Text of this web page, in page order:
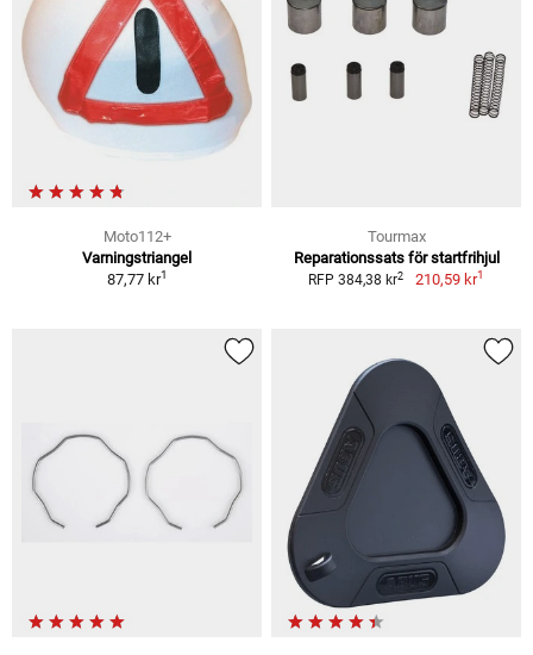
Moto112+
Varningstriangel
87,77 kr1
Tourmax
Reparationssats för startfrihjul
RFP 384,38 kr2 210,59 kr1